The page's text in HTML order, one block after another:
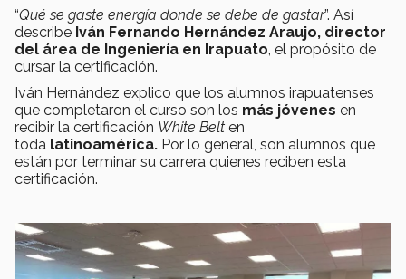
“Qué se gaste energía donde se debe de gastar”. Así
describe Iván Fernando Hernández Araujo, director
del área de Ingeniería en Irapuato , el propósito de
cursar la certificación.
Iván Hernández explico que los alumnos irapuatenses
que completaron el curso son los más jóvenes en
recibir la certificación White Belt en
toda latinoamérica. Por lo general, son alumnos que
están por terminar su carrera quienes reciben esta
certificación.